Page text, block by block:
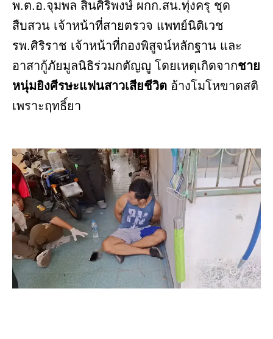
พ.ต.อ.จุมพล สินศิริพงษ์ ผกก.สน.ทุ่งครุ ชุด
สืบสวน เจ้าหน้าที่สายตรวจ แพทย์นิติเวช
รพ.ศิริราช เจ้าหน้าที่กองพิสูจน์หลักฐาน และ
อาสากู้ภัยมูลนิธิร่วมกตัญญู โดยเหตุเกิดจากชาย
หนุ่มยิงศีรษะแฟนสาวเสียชีวิต อ้างโมโหขาดสติ
เพราะฤทธิ์ยา